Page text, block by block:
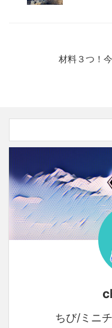
材料３つ！
ちび/ミニ